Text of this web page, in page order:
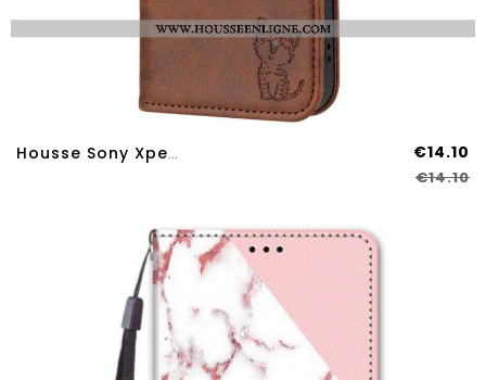
Housse Sony Xperia 10 IV Petit Chaton €14.10
€14.10